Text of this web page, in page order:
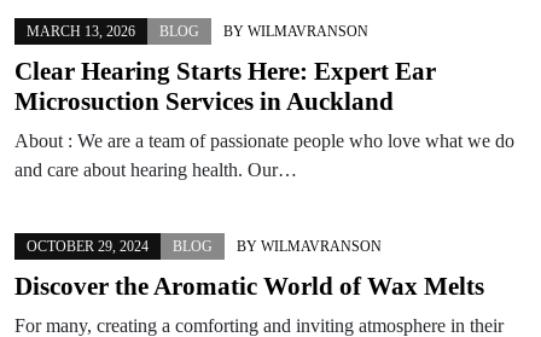
MARCH 13, 2026 BLOG BY WILMAVRANSON
Clear Hearing Starts Here: Expert Ear
Microsuction Services in Auckland
About : We are a team of passionate people who love what we do
and care about hearing health. Our…
OCTOBER 29, 2024 BLOG BY WILMAVRANSON
Discover the Aromatic World of Wax Melts
For many, creating a comforting and inviting atmosphere in their